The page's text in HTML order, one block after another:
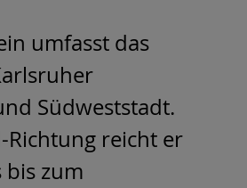
umfasst das
Südweststadt.
Richtung reicht er
bis zum